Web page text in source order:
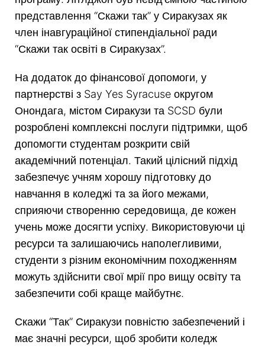
представлення “Скажи так” у Сиракузах як
член інавгураційної стипендіальної ради
“Скажи так освіті в Сиракузах”.
На додаток до фінансової допомоги, у
партнерстві з Say Yes Syracuse округом
Онондага, містом Сиракузи та SCSD були
розроблені комплексні послуги підтримки, щоб
допомогти студентам розкрити свій
академічний потенціал. Такий цілісний підхід
забезпечує учням хорошу підготовку до
навчання в коледжі та за його межами,
сприяючи створенню середовища, де кожен
учень може досягти успіху. Використовуючи ці
ресурси та залишаючись наполегливими,
студенти з різним економічним походженням
можуть здійснити свої мрії про вищу освіту та
забезпечити собі краще майбутнє.
Скажи “Так” Сиракузи повністю забезпечений і
має значні ресурси, щоб зробити коледж